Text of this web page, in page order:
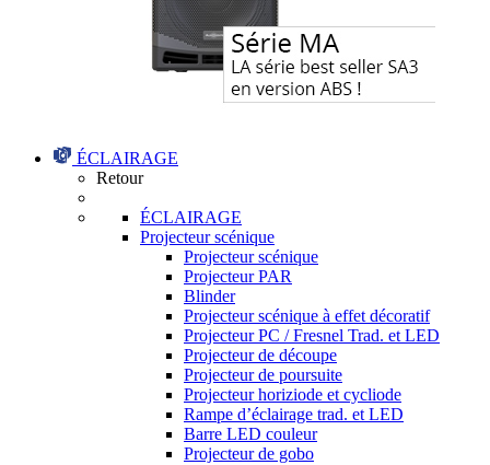
ÉCLAIRAGE
Retour
ÉCLAIRAGE
Projecteur scénique
Projecteur scénique
Projecteur PAR
Blinder
Projecteur scénique à effet décoratif
Projecteur PC / Fresnel Trad. et LED
Projecteur de découpe
Projecteur de poursuite
Projecteur horiziode et cycliode
Rampe d’éclairage trad. et LED
Barre LED couleur
Projecteur de gobo